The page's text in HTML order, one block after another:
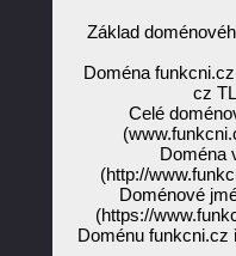
Základ
Doména
cz
Celé
Doména
(http://
Doménové
(https://
Doménu funkcni.cz